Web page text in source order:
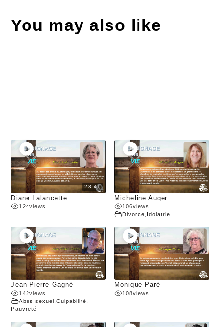
You may also like
23:41
Diane Lalancette
124views
Micheline Auger
106views
Divorce Idolatrie
Jean-Pierre Gagné
142views
Abus sexuel
Culpabilité
Pauvreté
Monique Paré
108views